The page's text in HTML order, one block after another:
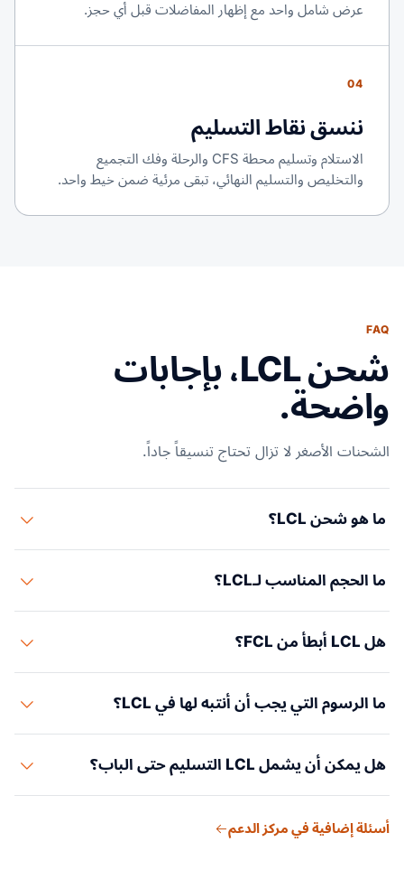
عرض شامل واحد مع إظهار المفاضلات قبل أي حجز.
04
ننسق نقاط التسليم
الاستلام وتسليم محطة CFS والرحلة وفك التجميع
والتخليص والتسليم النهائي، تبقى مرئية ضمن خيط واحد.
FAQ
شحن LCL، بإجابات
واضحة.
الشحنات الأصغر لا تزال تحتاج تنسيقاً جاداً.
ما هو شحن LCL؟
مقابل المساحة المستخدمة، عادة حسب الحجم (CBM) أو الوزن.
ما الحجم المناسب لـLCL؟
الحجم الذي تصبح عنده الحاوية الكاملة مجدية اقتصادياً.
هل LCL أبطأ من FCL؟
الصحيحة تعتمد على المسار والموعد النهائي ومناولة الوجهة.
ما الرسوم التي يجب أن أنتبه لها في LCL؟
والجمارك، والتسليم، وأي رسوم خاصة بالبضاعة.
هل يمكن أن يشمل LCL التسليم حتى الباب؟
عند الحاجة إلى الاستلام والتسليم النهائي.
أسئلة إضافية في مركز الدعم